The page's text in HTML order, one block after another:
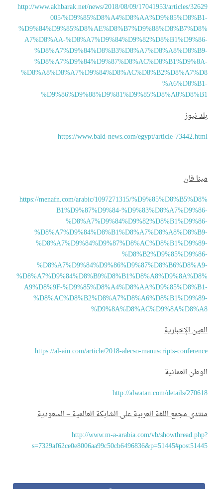
http://www.akhbarak.net/news/2018/08/09/17041953/articles/
005/
A7%D8%AA-
نيوز
https://www.bald-news.com/egypt/article-
فان
https://menafn.com/arabic/1097271315/
B1%D9%87%D9%84-
A9%D8%9F-
الإخبارية
https://al-ain.com/article/2018-alecso-manuscripts-
العمانية
http://alwatan.com/details/
مجمع اللغة العربية على الشابكة العالمية – السعودية
http://www.m-a-arabia.com/vb/